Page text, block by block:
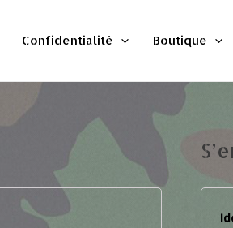
Confidentialité Boutique